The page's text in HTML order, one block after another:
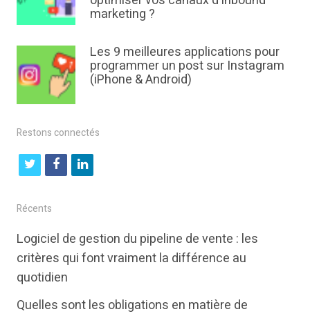
marketing ?
Les 9 meilleures applications pour
programmer un post sur Instagram
(iPhone & Android)
Restons connectés
t
i
t
t
e
f
b
o
l
e
i
Récents
Logiciel de gestion du pipeline de vente : les
critères qui font vraiment la différence au
quotidien
Quelles sont les obligations en matière de